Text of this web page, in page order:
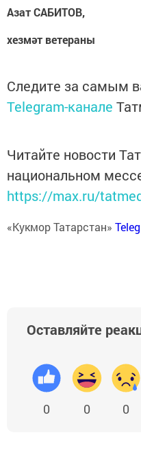
Азат САБИТОВ,
хезмәт ветераны
Следите за самым
Telegram-канале
Читайте новости
национальном
https://max.ru/
«Кукмор Татарстан»
Оставляйте
0 0 0